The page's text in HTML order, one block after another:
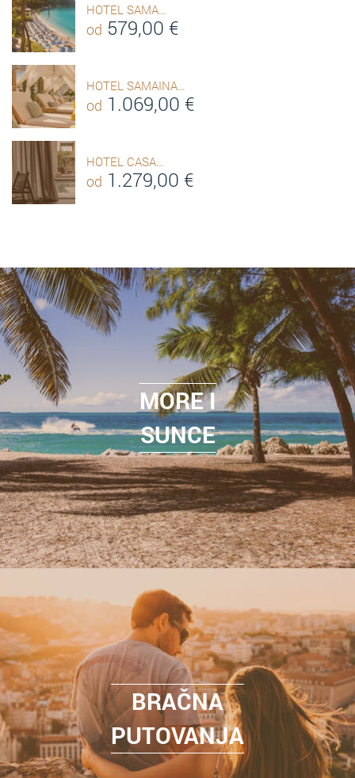
HOTEL SAMA…
od 579,00 €
HOTEL SAMAINA…
od 1.069,00 €
HOTEL CASA…
od 1.279,00 €
MORE I
SUNCE
BRAČNA
PUTOVANJA